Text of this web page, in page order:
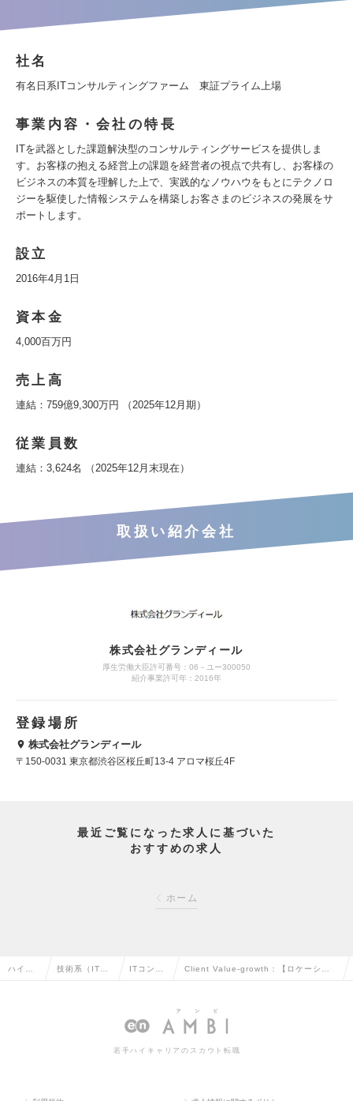
社名
有名日系ITコンサルティングファーム 東証プライム上場
事業内容・会社の特長
ITを武器とした課題解決型のコンサルティングサービスを提供しま
す。お客様の抱える経営上の課題を経営者の視点で共有し、お客様の
ビジネスの本質を理解した上で、実践的なノウハウをもとにテクノロ
ジーを駆使した情報システムを構築しお客さまのビジネスの発展をサ
ポートします。
設立
2016年4月1日
資本金
4,000百万円
売上高
連結：759億9,300万円 （2025年12月期）
従業員数
連結：3,624名 （2025年12月末現在）
取扱い紹介会社
株式会社グランディール
厚生労働大臣許可番号：06－ユー300050
紹介事業許可年：2016年
登録場所
株式会社グランディール
〒150-0031 東京都渋谷区桜丘町13-4 アロマ桜丘4F
最近ご覧になった求人に基づいた
おすすめの求人
ホーム
ハイク 技術系（IT・ ITコンサ
の転職
Client Value-growth：【ロケーショ
grクラス）の求人情報
若手ハイキャリアのスカウト転職